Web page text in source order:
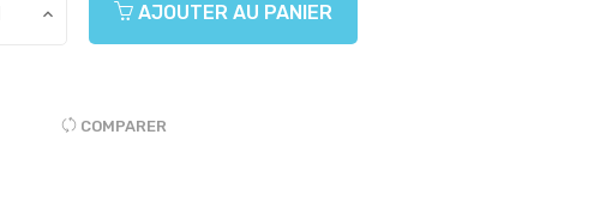
AJOUTER AU PANIER
COMPARER